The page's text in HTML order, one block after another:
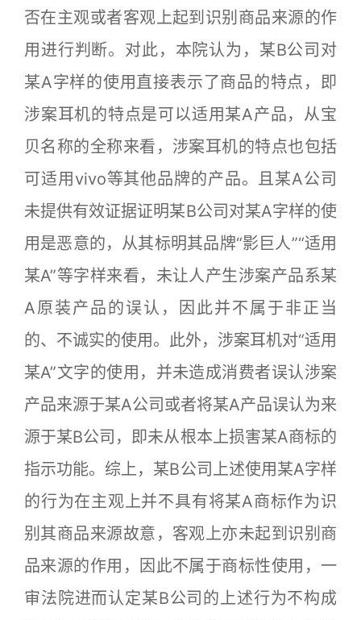
否在主观或者客观上起到识别商品来源的作
用进行判断。对此，本院认为，某B公司对
某A字样的使用直接表示了商品的特点，即
涉案耳机的特点是可以适用某A产品，从宝
贝名称的全称来看，涉案耳机的特点也包括
可适用vivo等其他品牌的产品。且某A公司
未提供有效证据证明某B公司对某A字样的使
用是恶意的，从其标明其品牌“影巨人”“适用
某A”等字样来看，未让人产生涉案产品系某
A原装产品的误认，因此并不属于非正当
的、不诚实的使用。此外，涉案耳机对“适用
某A”文字的使用，并未造成消费者误认涉案
产品来源于某A公司或者将某A产品误认为来
源于某B公司，即未从根本上损害某A商标的
指示功能。综上，某B公司上述使用某A字样
的行为在主观上并不具有将某A商标作为识
别其商品来源故意，客观上亦未起到识别商
品来源的作用，因此不属于商标性使用，一
审法院进而认定某B公司的上述行为不构成